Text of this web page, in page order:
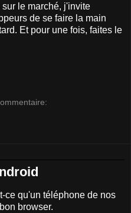
le marché, j'invite
de se faire la main
Et pour une fois, faites le
ce qu'un téléphone de nos
browser.